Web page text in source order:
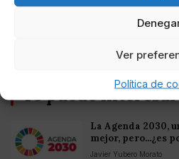
Ver
Política de
Europea
Te puede interesar
La Agenda 2030,
mejor, pero...¿es
Javier Yubero Morato